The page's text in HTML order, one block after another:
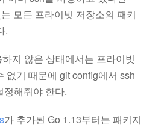
모든 프라이빗 저장소의 패키
.
지 않은 상태에서는 프라이빗
없기 때문에 git config에서 ssh
정해줘야 한다.
가 추가된 Go 1.13부터는 패키지